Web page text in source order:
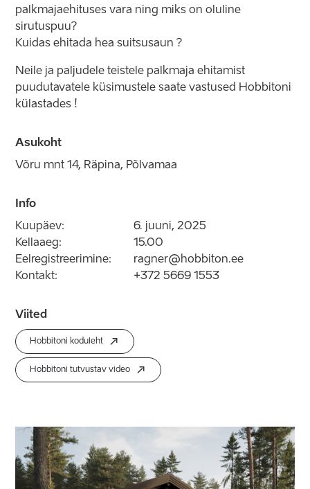
palkmajaehituses vara ning miks on oluline
sirutuspuu?
Kuidas ehitada hea suitsusaun ?
Neile ja paljudele teistele palkmaja ehitamist
puudutavatele küsimustele saate vastused Hobbitoni
külastades !
Asukoht
Võru mnt 14, Räpina, Põlvamaa
Info
Kuupäev:
6. juuni, 2025
Kellaaeg:
15.00
Eelregistreerimine:
ragner@hobbiton.ee
Kontakt:
+372 5669 1553
Viited
Hobbitoni koduleht
Hobbitoni tutvustav video